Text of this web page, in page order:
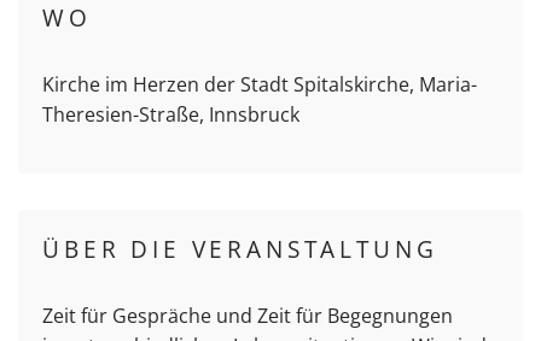
WO
Kirche im Herzen der Stadt Spitalskirche, Maria-
Theresien-Straße, Innsbruck
ÜBER DIE VERANSTALTUNG
Zeit für Gespräche und Zeit für Begegnungen